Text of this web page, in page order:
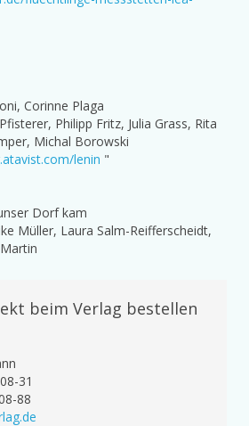
Corinne Plaga
Philipp Fritz, Julia Grass, Rita
Michal Borowski
lenin "
Dorf kam
Müller, Laura Salm-Reifferscheidt,
beim Verlag bestellen
31
88